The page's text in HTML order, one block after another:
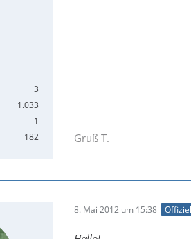
3
1.033
1
182 Gruß T.
8. Mai 2012 um 15:38